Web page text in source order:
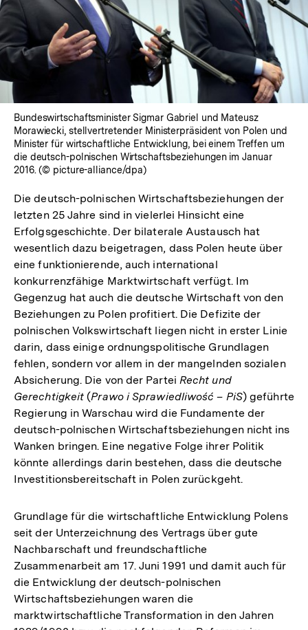
Bundeswirtschaftsminister Sigmar Gabriel und Mateusz
Morawiecki, stellvertretender Ministerpräsident von Polen und
Minister für wirtschaftliche Entwicklung, bei einem Treffen um
die deutsch-polnischen Wirtschaftsbeziehungen im Januar
2016. (© picture-alliance/dpa)
Die deutsch-polnischen Wirtschaftsbeziehungen der
letzten 25 Jahre sind in vielerlei Hinsicht eine
Erfolgsgeschichte. Der bilaterale Austausch hat
wesentlich dazu beigetragen, dass Polen heute über
eine funktionierende, auch international
konkurrenzfähige Marktwirtschaft verfügt. Im
Gegenzug hat auch die deutsche Wirtschaft von den
Beziehungen zu Polen profitiert. Die Defizite der
polnischen Volkswirtschaft liegen nicht in erster Linie
darin, dass einige ordnungspolitische Grundlagen
fehlen, sondern vor allem in der mangelnden sozialen
Absicherung. Die von der Partei Recht und
Gerechtigkeit (Prawo i Sprawiedliwość – PiS) geführte
Regierung in Warschau wird die Fundamente der
deutsch-polnischen Wirtschaftsbeziehungen nicht ins
Wanken bringen. Eine negative Folge ihrer Politik
könnte allerdings darin bestehen, dass die deutsche
Investitionsbereitschaft in Polen zurückgeht.
Grundlage für die wirtschaftliche Entwicklung Polens
seit der Unterzeichnung des Vertrags über gute
Nachbarschaft und freundschaftliche
Zusammenarbeit am 17. Juni 1991 und damit auch für
die Entwicklung der deutsch-polnischen
Wirtschaftsbeziehungen waren die
marktwirtschaftliche Transformation in den Jahren